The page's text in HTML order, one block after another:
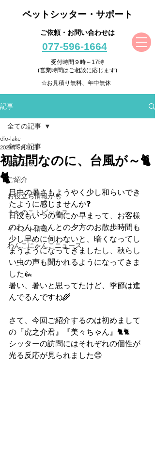
ペットシッター・サポート
ご依頼・お問い合わせは
077-596-1664
受付時間９時～17時
(営業時間はご相談に応じます)
☆お見積り無料、年中無休
記事
全ての記事
お知らせ
ご紹介
お役立ち情報かも
うちのこトピックス
イベント情報
わんこにゃんこニュース
全ての記事
初訪問なのに、台風が～🐈
🐈
dio-lake
2023年9月10日
日中の暑さもようやく少し和らいでき
たように感じませんか❓
日没もいつの間にか早まって、お客様
のわんこさんとの夕方のお散歩時間も
少し早めに伺わないと、暗くなってし
まうようになってきましたし、秋らし
い虫の声も聞かれるようになってきま
した🦗
暑い、暑いと思ってたけど、季節は進
んでるんですね🌾
さて、今回ご紹介するのは初めまして
の『虎之介君』『美々ちゃん』🐈🐈
シッターの訪問にはそれぞれの個性が
光る反応が見られました😊